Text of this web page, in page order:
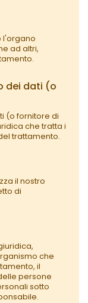
l'organo
ad altri,
dei dati (o
(o fornitore di
che tratta i
trattamento.
il nostro
di
che
il
persone
sotto